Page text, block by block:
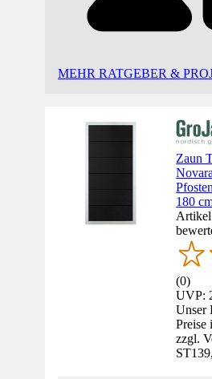
MEHR RATGEBER &
Zaun
180
(0)
UVP:
Unser
Preise
zzgl.
ST